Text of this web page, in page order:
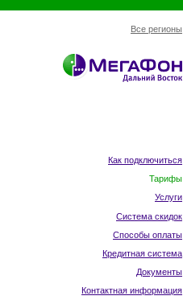
Все регионы
Как подключиться
Тарифы
Услуги
Система скидок
Способы оплаты
Кредитная система
Документы
Контактная информация